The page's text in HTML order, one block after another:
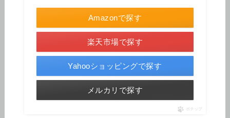
Amazonで探す
楽天市場で探す
Yahooショッピングで探す
メルカリで探す
ポチップ